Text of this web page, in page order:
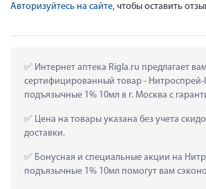
Авторизуйтесь на сайте, чтобы оставить
Интернет аптека Rigla.ru предлагает
сертифицированный товар - Нитроспрей-
подъязычные 1% 10мл в г. Москва с
Цена на товары указана без учета
доставки.
Бонусная и специальные акции на
подъязычные 1% 10мл помогут вам